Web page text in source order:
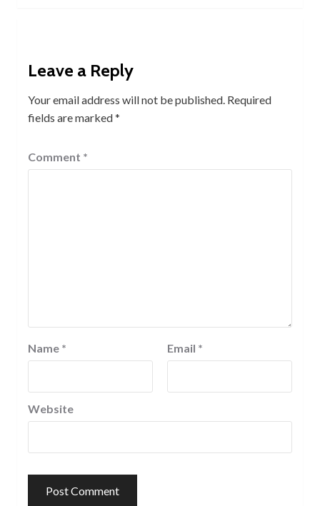
Leave a Reply
Your email address will not be published. Required
fields are marked*
Comment *
Name * Email *
Website